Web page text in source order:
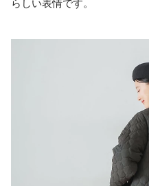
らしい表情です。